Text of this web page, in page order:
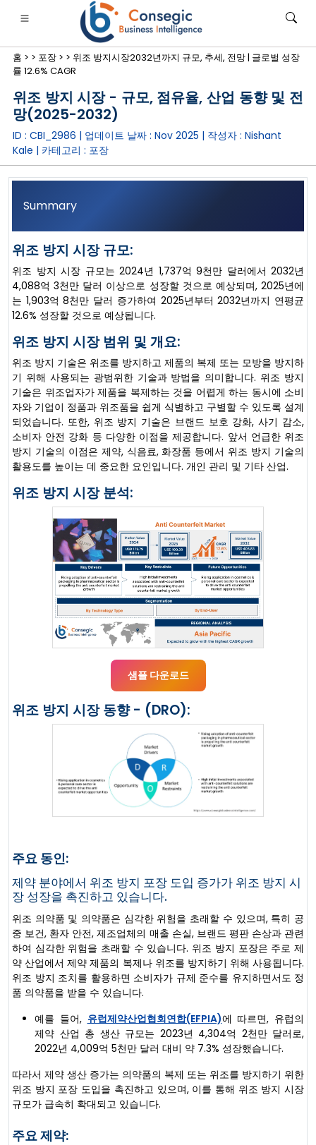
·금융·보험• 소비재 • 에너지 및 전력• 식품 및 음료
• 사례 연구
홈 > > 포장 > > 위조 방지시장2032년까지 규모, 추세, 전망 | 글로벌 성장
률 12.6% CAGR
위조 방지 시장 - 규모, 점유율, 산업 동향 및 전
망(2025-2032)
ID : CBI_2986 | 업데이트 날짜 : Nov 2025 | 작성자 : Nishant
Kale | 카테고리 : 포장
Summary
위조 방지 시장 규모:
위조 방지 시장 규모는 2024년 1,737억 9천만 달러에서 2032년
4,088억 3천만 달러 이상으로 성장할 것으로 예상되며, 2025년에
는 1,903억 8천만 달러 증가하여 2025년부터 2032년까지 연평균
12.6% 성장할 것으로 예상됩니다.
위조 방지 시장 범위 및 개요:
위조 방지 기술은 위조를 방지하고 제품의 복제 또는 모방을 방지하
기 위해 사용되는 광범위한 기술과 방법을 의미합니다. 위조 방지
기술은 위조업자가 제품을 복제하는 것을 어렵게 하는 동시에 소비
자와 기업이 정품과 위조품을 쉽게 식별하고 구별할 수 있도록 설계
되었습니다. 또한, 위조 방지 기술은 브랜드 보호 강화, 사기 감소,
소비자 안전 강화 등 다양한 이점을 제공합니다. 앞서 언급한 위조
방지 기술의 이점은 제약, 식음료, 화장품 등에서 위조 방지 기술의
활용도를 높이는 데 중요한 요인입니다. 개인 관리 및 기타 산업.
위조 방지 시장 분석:
샘플 다운로드
위조 방지 시장 동향 - (DRO):
주요 동인:
제약 분야에서 위조 방지 포장 도입 증가가 위조 방지 시
장 성장을 촉진하고 있습니다.
위조 의약품 및 의약품은 심각한 위험을 초래할 수 있으며, 특히 공
중 보건, 환자 안전, 제조업체의 매출 손실, 브랜드 평판 손상과 관련
하여 심각한 위험을 초래할 수 있습니다. 위조 방지 포장은 주로 제
약 산업에서 제약 제품의 복제나 위조를 방지하기 위해 사용됩니다.
위조 방지 조치를 활용하면 소비자가 규제 준수를 유지하면서도 정
품 의약품을 받을 수 있습니다.
예를 들어, 유럽제약산업협회연합(EFPIA)에 따르면, 유럽의
제약 산업 총 생산 규모는 2023년 4,304억 2천만 달러로,
2022년 4,009억 5천만 달러 대비 약 7.3% 성장했습니다.
따라서 제약 생산 증가는 의약품의 복제 또는 위조를 방지하기 위한
위조 방지 포장 도입을 촉진하고 있으며, 이를 통해 위조 방지 시장
규모가 급속히 확대되고 있습니다.
주요 제약: